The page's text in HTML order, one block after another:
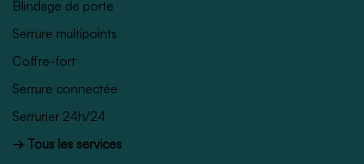
Blindage de porte
Serrure multipoints
Coffre-fort
Serrure connectée
Serrurier 24h/24
→ Tous les services